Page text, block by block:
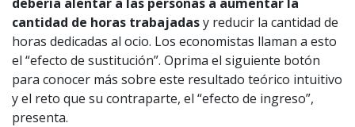
cantidad de horas trabajadasy reducir la cantidad de
horas dedicadas al ocio. Los economistas llaman a esto
el “efecto de sustitución”. Oprima el siguiente botón
para conocer más sobre este resultado teórico intuitivo
y el reto que su contraparte, el “efecto de ingreso”,
presenta.